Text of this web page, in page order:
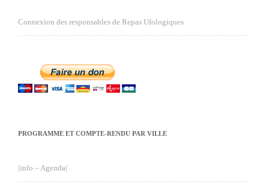
Connexion des responsables de Repas Ufologiques
PROGRAMME ET COMPTE-RENDU PAR VILLE
|info – Agenda|